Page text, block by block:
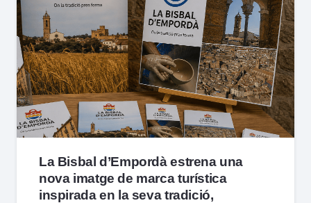
La Bisbal d’Empordà estrena una
nova imatge de marca turística
inspirada en la seva tradició,